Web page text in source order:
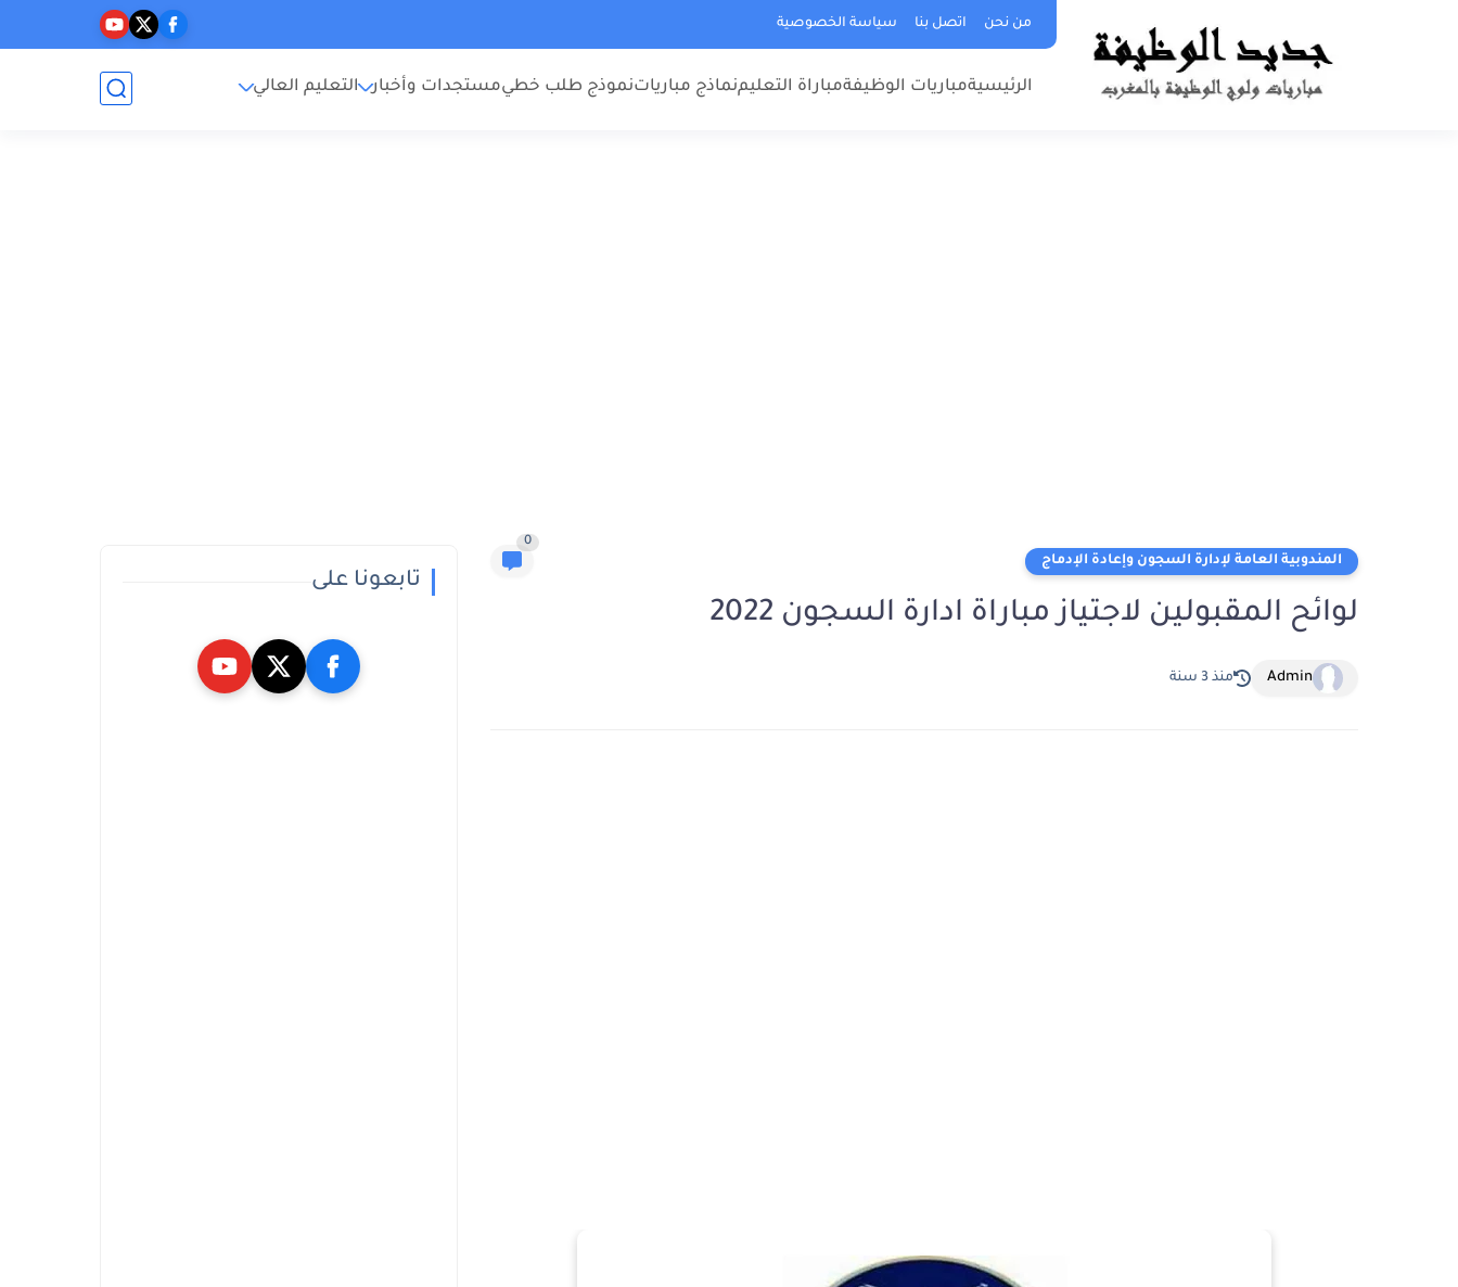
من نحن اتصل بنا سياسة الخصوصية
الرئيسيةمباريات الوظيفةمباراة التعليمنماذج مبارياتنموذج طلب خطيمستجدات وأخبار التعليم العالي
المندوبية العامة لإدارة السجون وإعادة الإدماج
0
لوائح المقبولين لاجتياز مباراة ادارة السجون 2022
Admin منذ 3 سنة
تابعونا على